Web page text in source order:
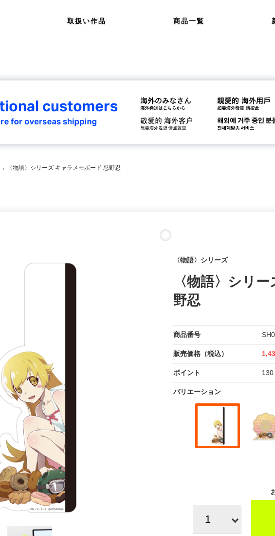
取扱い作品 商品一覧
→ 〈物語〉シリーズ キャラメモボード 忍野忍
〈物語〉シリーズ
〈物語〉シリ
野忍
商品番号
販売価格（税込）
ポイント 130
バリエーション